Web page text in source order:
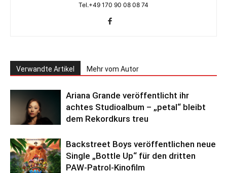
Tel.+49 170 90 08 08 74
Verwandte Artikel Mehr vom Autor
Ariana Grande veröffentlicht ihr
achtes Studioalbum – „petal“ bleibt
dem Rekordkurs treu
Backstreet Boys veröffentlichen neue
Single „Bottle Up“ für den dritten
PAW-Patrol-Kinofilm